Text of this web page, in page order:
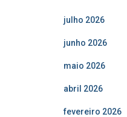
julho 2026
junho 2026
maio 2026
abril 2026
fevereiro 2026